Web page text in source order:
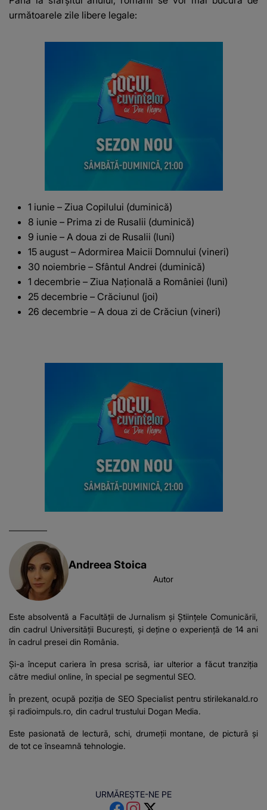
următoarele zile libere legale:
1 iunie – Ziua Copilului (duminică)
8 iunie – Prima zi de Rusalii (duminică)
9 iunie – A doua zi de Rusalii (luni)
15 august – Adormirea Maicii Domnului (vineri)
30 noiembrie – Sfântul Andrei (duminică)
1 decembrie – Ziua Națională a României (luni)
25 decembrie – Crăciunul (joi)
26 decembrie – A doua zi de Crăciun (vineri)
Andreea Stoica
Autor
Este absolventă a Facultății de Jurnalism și Științele Comunicării,
din cadrul Universității București, şi deţine o experienţă de 14 ani
în cadrul presei din România.
Şi-a început cariera în presa scrisă, iar ulterior a făcut tranziţia
către mediul online, în special pe segmentul SEO.
În prezent, ocupă poziţia de SEO Specialist pentru stirilekanald.ro
şi radioimpuls.ro , din cadrul trustului Dogan Media.
Este pasionată de lectură, schi, drumeţii montane, de pictură şi
de tot ce înseamnă tehnologie.
URMĂREȘTE-NE PE